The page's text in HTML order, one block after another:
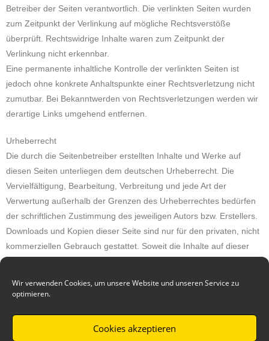
Wir verwenden Cookies, um unsere Website und unseren Service zu
optimieren.
Cookies akzeptieren
Betreiber der Seiten verantwortlich. Die verlinkten Seiten wurden
zum Zeitpunkt der Verlinkung auf mögliche Rechtsverstöße
überprüft. Rechtswidrige Inhalte waren zum Zeitpunkt der
Verlinkung nicht erkennbar.
Eine permanente inhaltliche Kontrolle der verlinkten Seiten ist
jedoch ohne konkrete Anhaltspunkte einer Rechtsverletzung nicht
zumutbar. Bei Bekanntwerden von Rechtsverletzungen werden wir
derartige Links umgehend entfernen.
Urheberrecht
Die durch die Seitenbetreiber erstellten Inhalte und Werke auf
diesen Seiten unterliegen dem deutschen Urheberrecht. Die
Vervielfältigung, Bearbeitung, Verbreitung und jede Art der
Verwertung außerhalb der Grenzen des Urheberrechtes bedürfen
der schriftlichen Zustimmung des jeweiligen Autors bzw. Erstellers.
Downloads und Kopien dieser Seite sind nur für den privaten, nicht
kommerziellen Gebrauch gestattet. Soweit die Inhalte auf dieser
Dritter als solche gekennzeichnet. Sollten Sie trotzdem auf eine
Rechtsverletzungen werden wir derartige Inhalte umgehend